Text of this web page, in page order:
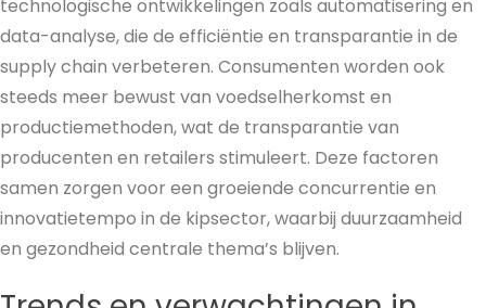
technologische ontwikkelingen zoals automatisering en
data-analyse, die de efficiëntie en transparantie in de
supply chain verbeteren. Consumenten worden ook
steeds meer bewust van voedselherkomst en
productiemethoden, wat de transparantie van
producenten en retailers stimuleert. Deze factoren
samen zorgen voor een groeiende concurrentie en
innovatietempo in de kipsector, waarbij duurzaamheid
en gezondheid centrale thema’s blijven.